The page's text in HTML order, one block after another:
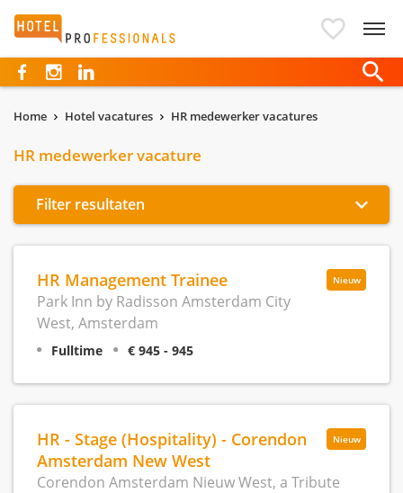
Hotelprofessionals
Home Hotel vacatures HR medewerker vacatures
HR medewerker vacature
Filter resultaten
Nieuw
HR Management Trainee
Park Inn by Radisson Amsterdam City
West, Amsterdam
Fulltime € 945 - 945
Nieuw
HR - Stage (Hospitality) - Corendon
Amsterdam New West
Corendon Amsterdam Nieuw West, a Tribute